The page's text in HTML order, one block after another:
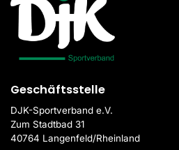
Geschäftsstelle
DJK-Sportverband e.V.
Zum Stadtbad 31
40764 Langenfeld/Rheinland